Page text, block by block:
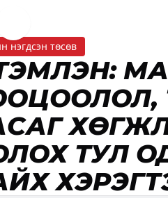
нэгдсэн төсөв
ТУЛ